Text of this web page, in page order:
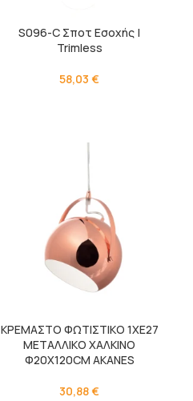
S096-C Σποτ Εσοχής |
Trimless
58,03€
ΚΡΕΜΑΣΤΟ ΦΩΤΙΣΤΙΚΟ 1ΧΕ27
ΜΕΤΑΛΛΙΚΟ ΧΑΛΚΙΝΟ
Φ20X120CM AKANES
30,88€